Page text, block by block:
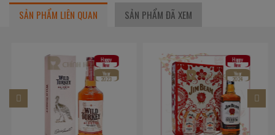
SẢN PHẨM LIÊN QUAN SẢN PHẨM ĐÃ XEM
Happy
New
Year
2023
Happy
New
Year
2024